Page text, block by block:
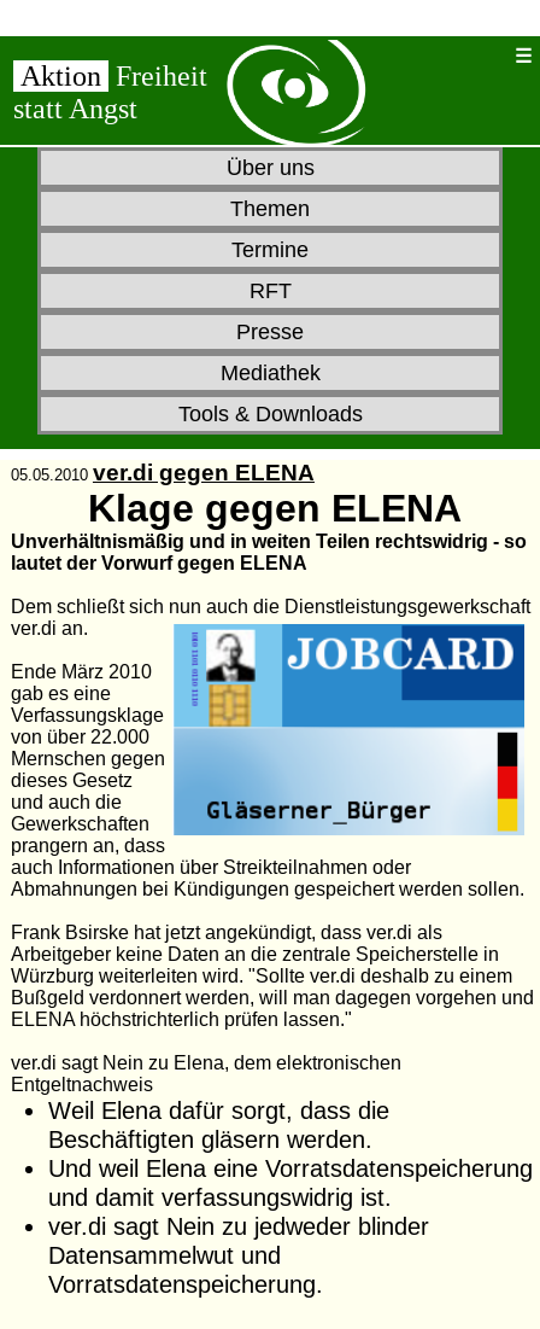
Aktion Freiheit
statt Angst
Über uns
Themen
Termine
RFT
Presse
Mediathek
Tools & Downloads
05.05.2010 ver.di gegen ELENA
Klage gegen ELENA
Unverhältnismäßig und in weiten Teilen rechtswidrig - so
lautet der Vorwurf gegen ELENA
Dem schließt sich nun auch die Dienstleistungsgewerkschaft
ver.di an.
Ende März 2010
gab es eine
Verfassungsklage
von über 22.000
Mernschen gegen
dieses Gesetz
und auch die
Gewerkschaften
prangern an, dass
auch Informationen über Streikteilnahmen oder
Abmahnungen bei Kündigungen gespeichert werden sollen.
Frank Bsirske hat jetzt angekündigt, dass ver.di als
Arbeitgeber keine Daten an die zentrale Speicherstelle in
Würzburg weiterleiten wird. "Sollte ver.di deshalb zu einem
Bußgeld verdonnert werden, will man dagegen vorgehen und
ELENA höchstrichterlich prüfen lassen."
ver.di sagt Nein zu Elena, dem elektronischen
Entgeltnachweis
Weil Elena dafür sorgt, dass die
Beschäftigten gläsern werden.
Und weil Elena eine Vorratsdatenspeicherung
und damit verfassungswidrig ist.
ver.di sagt Nein zu jedweder blinder
Datensammelwut und
Vorratsdatenspeicherung.